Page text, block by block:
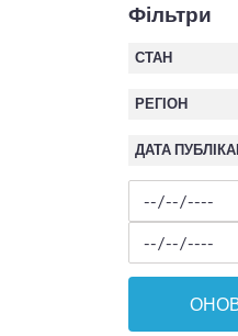
Фільтри
СТАН
РЕГІОН
ДАТА